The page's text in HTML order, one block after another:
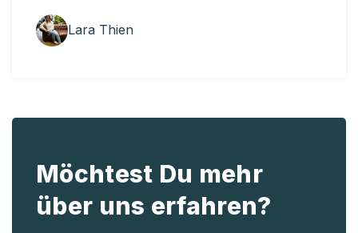
Lara Thien
Möchtest Du mehr
über uns erfahren?